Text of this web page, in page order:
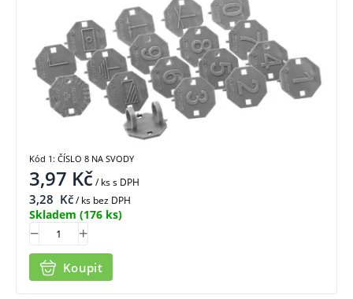
3,97 Kč/ kss DPH
3,28 Kč/ ks bez DPH
Skladem (176 ks)
Koupit
Kód 1: ČÍSLO 8 NA SVODY